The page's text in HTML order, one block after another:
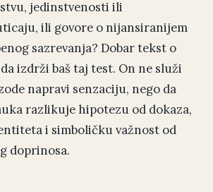
jedinstvenosti ili
ili govore o nijansiranijem
sazrevanja? Dobar tekst o
izdrži baš taj test. On ne služi
napravi senzaciju, nego da
razlikuje hipotezu od dokaza,
i simboličku važnost od
doprinosa.